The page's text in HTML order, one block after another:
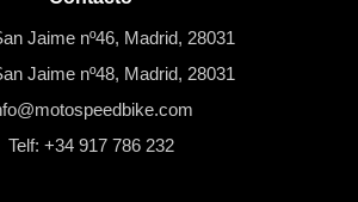
Jaime nº46, Madrid, 28031
Jaime nº48, Madrid, 28031
Telf: +34 917 786 232